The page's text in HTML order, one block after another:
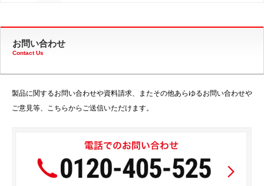
お問い合わせ
Contact Us
製品に関するお問い合わせや資料請求、またその他あらゆるお問い合わせや
ご意見等、こちらからご送信いただけます。